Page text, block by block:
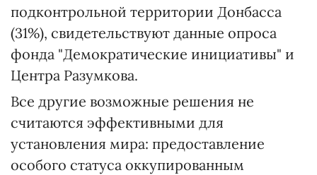
подконтрольной территории Донбасса
(31%), свидетельствуют данные опроса
фонда "Демократические инициативы" и
Центра Разумкова.
Все другие возможные решения не
считаются эффективными для
установления мира: предоставление
особого статуса оккупированным